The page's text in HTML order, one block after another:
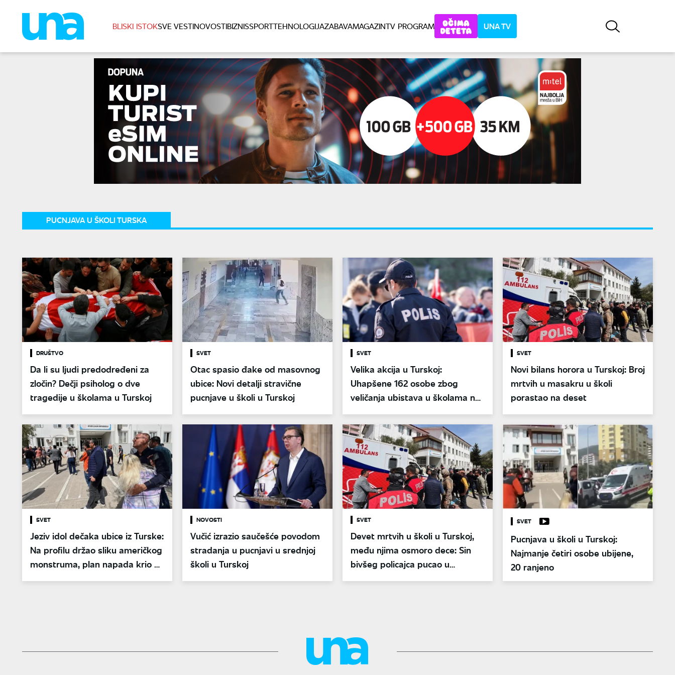
BLISKI ISTOKSVE VESTINOVOSTIBIZNISSPORTTEHNOLOGIJAZABAVAMAGAZINTV PROGRAM UNA TV
PUCNJAVA U ŠKOLI TURSKA
DRUŠTVO
Da li su ljudi predodređeni za
zločin? Dečji psiholog o dve
tragedije u školama u Turskoj
SVET
Otac spasio đake od masovnog
ubice: Novi detalji stravične
pucnjave u školi u Turskoj
SVET
Velika akcija u Turskoj:
Uhapšene 162 osobe zbog
veličanja ubistava u školama na
društvenim mrežama
SVET
Novi bilans horora u Turskoj: Broj
mrtvih u masakru u školi
porastao na deset
SVET
Jeziv idol dečaka ubice iz Turske:
Na profilu držao sliku američkog
monstruma, plan napada krio u
kompjuteru
NOVOSTI
Vučić izrazio saučešće povodom
stradanja u pucnjavi u srednjoj
školi u Turskoj
SVET
Devet mrtvih u školi u Turskoj,
među njima osmoro dece: Sin
bivšeg policajca pucao u
učionicama, novi detalji masakra
SVET
Pucnjava u školi u Turskoj:
Najmanje četiri osobe ubijene,
20 ranjeno